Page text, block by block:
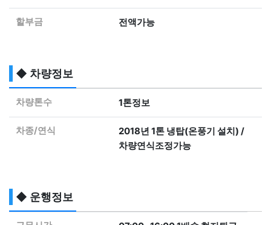
할부금 전액가능
◆ 차량정보
차량톤수 1톤정보
차종/연식
2018년 1톤 냉탑(온풍기 설치) /
차량연식조정가능
◆ 운행정보